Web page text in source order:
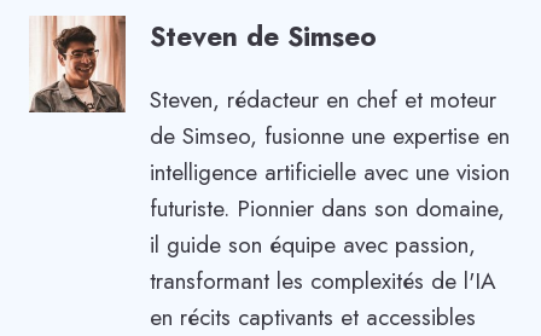
Steven de Simseo
Steven, rédacteur en chef et moteur
de Simseo, fusionne une expertise en
intelligence artificielle avec une vision
futuriste. Pionnier dans son domaine,
il guide son équipe avec passion,
transformant les complexités de l'IA
en récits captivants et accessibles